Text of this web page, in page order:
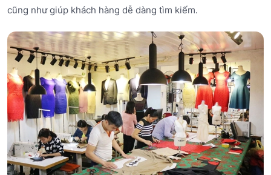
cũng như giúp khách hàng dễ dàng tìm kiếm.